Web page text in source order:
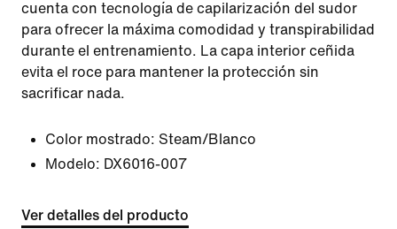
cuenta con tecnología de capilarización del sudor
para ofrecer la máxima comodidad y transpirabilidad
durante el entrenamiento. La capa interior ceñida
evita el roce para mantener la protección sin
sacrificar nada.
Color mostrado: Steam/Blanco
Modelo: DX6016-007
Ver detalles del producto